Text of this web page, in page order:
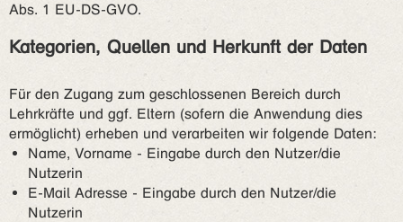
Abs. 1 EU-DS-GVO.
Kategorien, Quellen und Herkunft der Daten
Für den Zugang zum geschlossenen Bereich durch
Lehrkräfte und ggf. Eltern (sofern die Anwendung dies
ermöglicht) erheben und verarbeiten wir folgende Daten:
Name, Vorname - Eingabe durch den Nutzer/die
Nutzerin
E-Mail Adresse - Eingabe durch den Nutzer/die
Nutzerin